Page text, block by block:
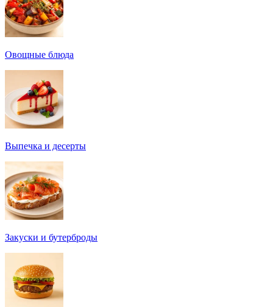
Овощные блюда
Выпечка и десерты
Закуски и бутерброды